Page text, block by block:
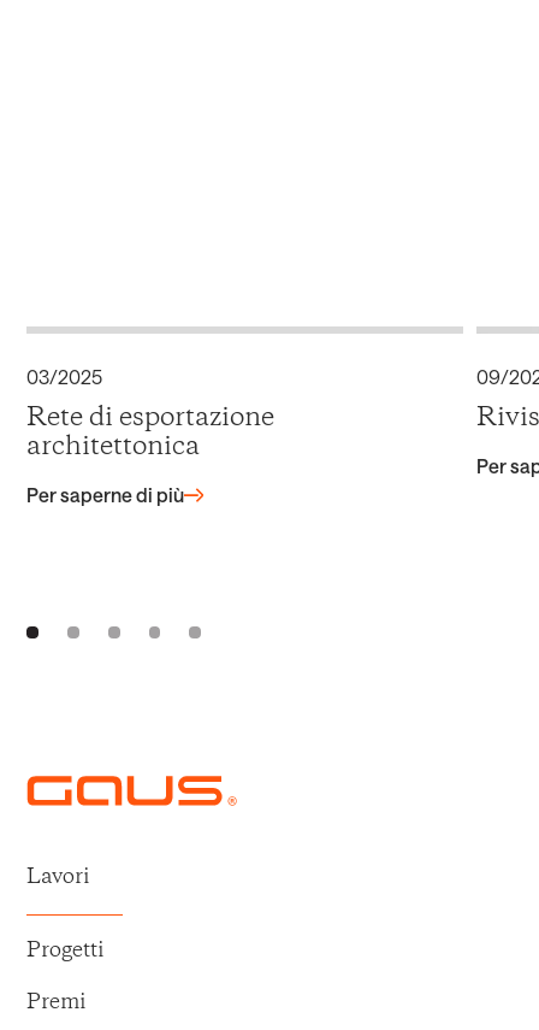
03/2025
Rete di esportazione
architettonica
Per saperne di più
09/
Per
Lavori
Progetti
Premi